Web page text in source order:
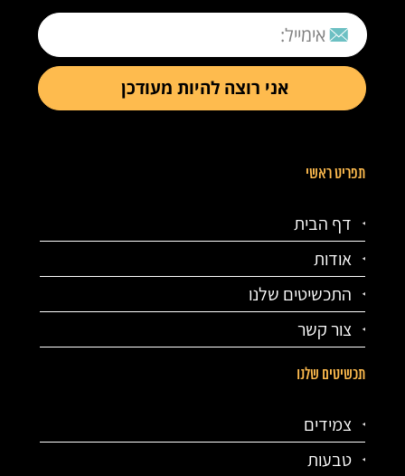
תפריט ראשי
דף הבית
אודות
התכשיטים שלנו
צור קשר
תכשיטים שלנו
צמידים
טבעות